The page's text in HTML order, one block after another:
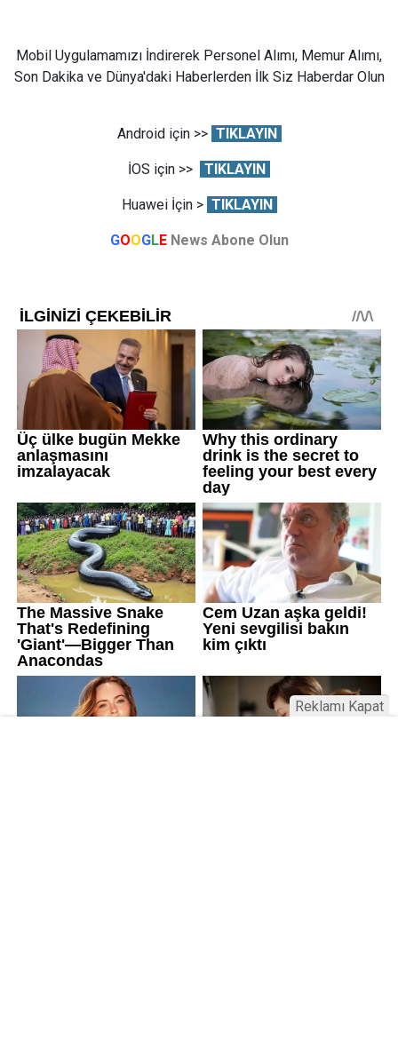
Mobil Uygulamamızı İndirerek Personel Alımı, Memur Alımı,
Son Dakika ve Dünya'daki Haberlerden İlk Siz Haberdar Olun
Android için >> TIKLAYIN
İOS için >> TIKLAYIN
Huawei İçin > TIKLAYIN
GOOGLE News Abone Olun
Reklamı Kapat